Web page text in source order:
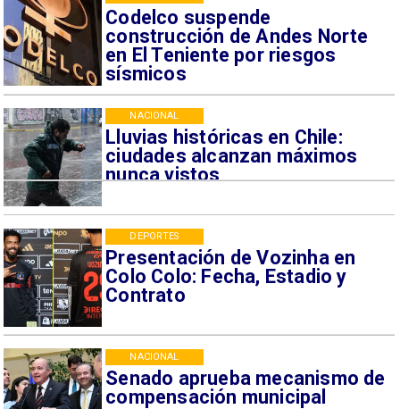
Codelco suspende
construcción de Andes Norte
en El Teniente por riesgos
sísmicos
Lluvias históricas en Chile:
ciudades alcanzan máximos
nunca vistos
NACIONAL
Presentación de Vozinha en
Colo Colo: Fecha, Estadio y
Contrato
DEPORTES
Senado aprueba mecanismo de
compensación municipal
NACIONAL